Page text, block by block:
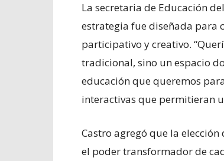
La secretaria de Educación
estrategia fue diseñada para
participativo y creativo.
tradicional, sino un espacio
educación que queremos
interactivas que permitieran
Castro agregó que la
el poder transformador de